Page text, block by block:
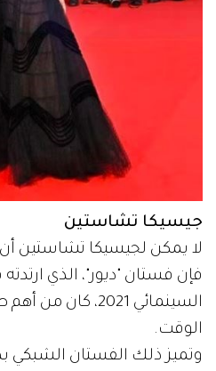
جيسيكا تشاستين
لا يمكن لجيسيكا تشاستين أن
فإن فستان "ديور"، الذي
السينمائي 2021،
الوقت.
وتميز ذلك الفستان الشبكي